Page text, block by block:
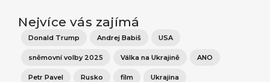
Nejvíce vás zajímá
Donald Trump Andrej Babiš USA
sněmovní volby 2025 Válka na Ukrajině ANO
Petr Pavel Rusko film Ukrajina